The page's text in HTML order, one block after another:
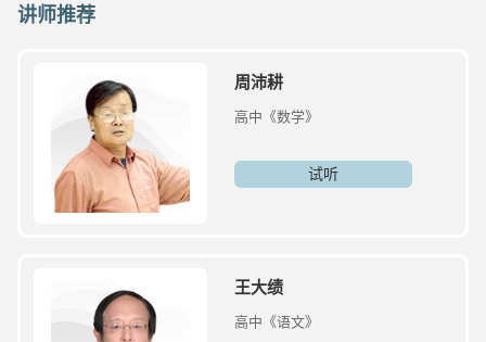
讲师推荐
周沛耕
高中《数学》
试听
王大绩
高中《语文》